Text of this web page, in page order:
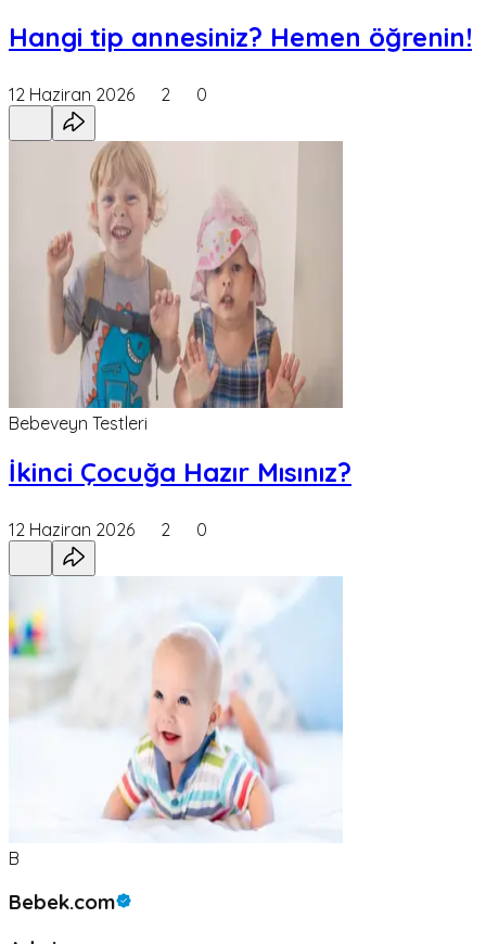
Hangi tip annesiniz? Hemen öğrenin!
12 Haziran 2026 2 0
Bebeveyn Testleri
İkinci Çocuğa Hazır Mısınız?
12 Haziran 2026 2 0
B
Bebek.com